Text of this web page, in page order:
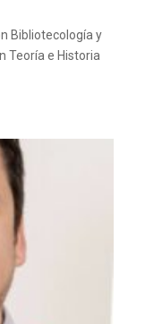
Bibliotecología y
Teoría e Historia